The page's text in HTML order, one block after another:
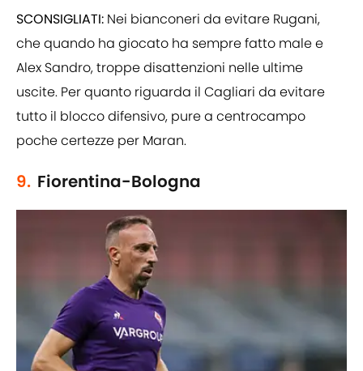
SCONSIGLIATI: Nei bianconeri da evitare Rugani,
che quando ha giocato ha sempre fatto male e
Alex Sandro, troppe disattenzioni nelle ultime
uscite. Per quanto riguarda il Cagliari da evitare
tutto il blocco difensivo, pure a centrocampo
poche certezze per Maran.
9. Fiorentina-Bologna